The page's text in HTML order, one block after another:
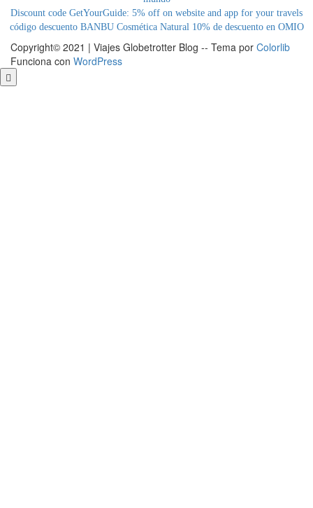
Discount code GetYourGuide: 5% off on website and app for your travels
código descuento BANBU Cosmética Natural 10% de descuento en OMIO
Copyright© 2021 | Viajes Globetrotter Blog -- Tema por Colorlib
Funciona con WordPress